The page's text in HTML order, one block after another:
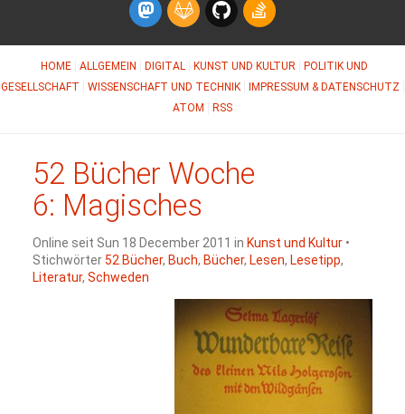
HOME ALLGEMEIN DIGITAL KUNST UND KULTUR
POLITIK UND
GESELLSCHAFT
WISSENSCHAFT UND TECHNIK
IMPRESSUM & DATENSCHUTZ
ATOM
RSS
52 Bücher Woche
6: Magisches
Online seit Sun 18 December 2011 in Kunst und Kultur•
Stichwörter52 Bücher, Buch, Bücher, Lesen, Lesetipp,
Literatur, Schweden